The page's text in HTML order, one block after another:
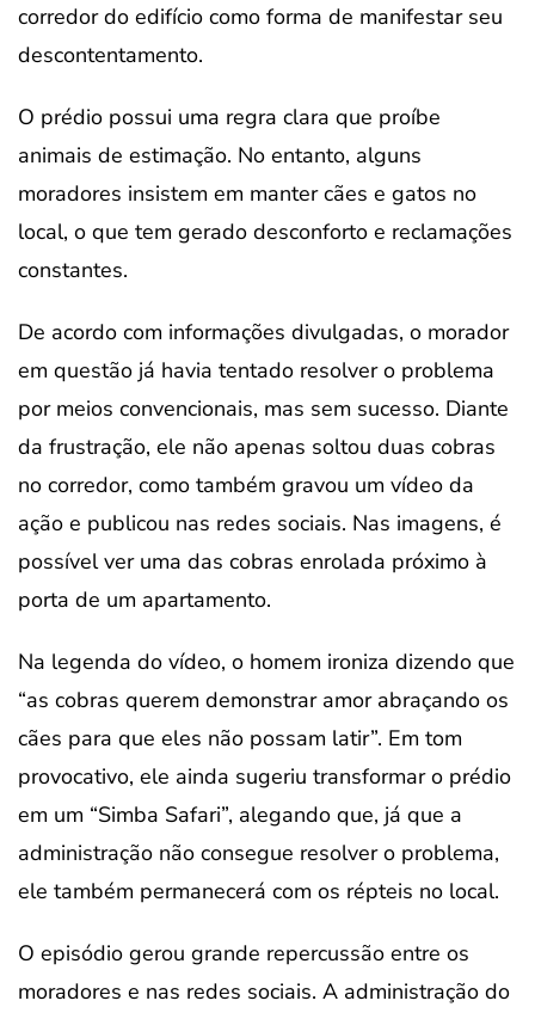
corredor do edifício como forma de manifestar seu
descontentamento.
O prédio possui uma regra clara que proíbe
animais de estimação. No entanto, alguns
moradores insistem em manter cães e gatos no
local, o que tem gerado desconforto e reclamações
constantes.
De acordo com informações divulgadas, o morador
em questão já havia tentado resolver o problema
por meios convencionais, mas sem sucesso. Diante
da frustração, ele não apenas soltou duas cobras
no corredor, como também gravou um vídeo da
ação e publicou nas redes sociais. Nas imagens, é
possível ver uma das cobras enrolada próximo à
porta de um apartamento.
Na legenda do vídeo, o homem ironiza dizendo que
“as cobras querem demonstrar amor abraçando os
cães para que eles não possam latir”. Em tom
provocativo, ele ainda sugeriu transformar o prédio
em um “Simba Safari”, alegando que, já que a
administração não consegue resolver o problema,
ele também permanecerá com os répteis no local.
O episódio gerou grande repercussão entre os
moradores e nas redes sociais. A administração do